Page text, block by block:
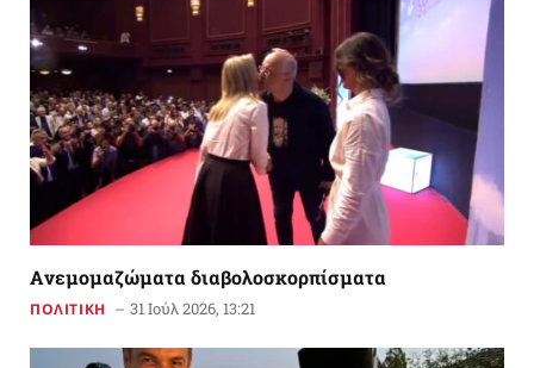
Aνεμομαζώματα διαβολοσκορπίσματα
ΠΟΛΙΤΙΚΗ 31 Ιούλ 2026, 13:21